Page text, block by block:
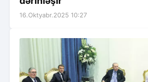
16.Oktyabr.2025 10:27